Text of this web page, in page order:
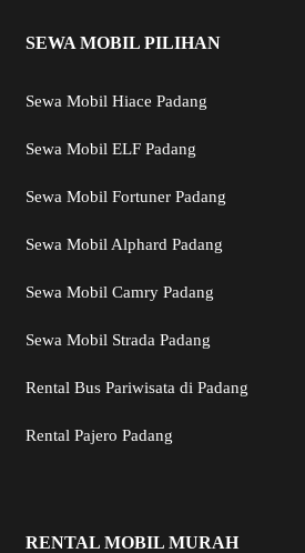
SEWA MOBIL PILIHAN
Sewa Mobil Hiace Padang
Sewa Mobil ELF Padang
Sewa Mobil Fortuner Padang
Sewa Mobil Alphard Padang
Sewa Mobil Camry Padang
Sewa Mobil Strada Padang
Rental Bus Pariwisata di Padang
Rental Pajero Padang
RENTAL MOBIL MURAH